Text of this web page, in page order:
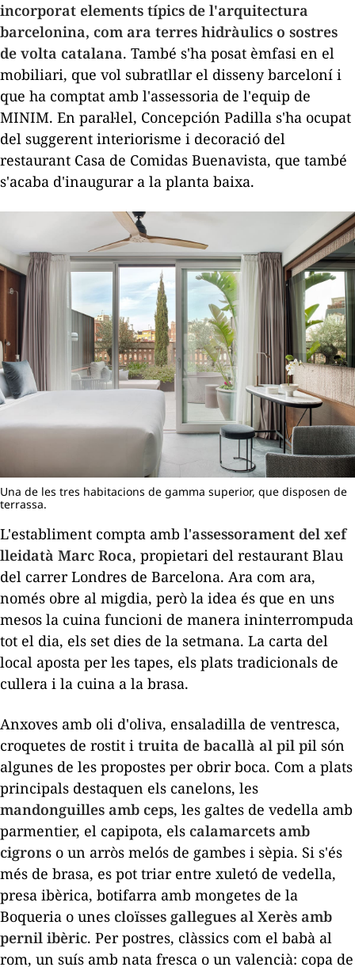
incorporat elements típics de l'arquitectura
barcelonina, com ara terres hidràulics o sostres
de volta catalana. També s'ha posat èmfasi en el
mobiliari, que vol subratllar el disseny barceloní i
que ha comptat amb l'assessoria de l'equip de
MINIM. En paral·lel, Concepción Padilla s'ha ocupat
del suggerent interiorisme i decoració del
restaurant Casa de Comidas Buenavista, que també
s'acaba d'inaugurar a la planta baixa.
Una de les tres habitacions de gamma superior, que disposen de
terrassa.
L'establiment compta amb l'assessorament del xef
lleidatà Marc Roca, propietari del restaurant Blau
del carrer Londres de Barcelona. Ara com ara,
només obre al migdia, però la idea és que en uns
mesos la cuina funcioni de manera ininterrompuda
tot el dia, els set dies de la setmana. La carta del
local aposta per les tapes, els plats tradicionals de
cullera i la cuina a la brasa.
Anxoves amb oli d'oliva, ensaladilla de ventresca,
croquetes de rostit i truita de bacallà al pil pil són
algunes de les propostes per obrir boca. Com a plats
principals destaquen els canelons, les
mandonguilles amb ceps, les galtes de vedella amb
parmentier, el capipota, els calamarcets amb
cigrons o un arròs melós de gambes i sèpia. Si s'és
més de brasa, es pot triar entre xuletó de vedella,
presa ibèrica, botifarra amb mongetes de la
Boqueria o unes cloïsses gallegues al Xerès amb
pernil ibèric. Per postres, clàssics com el babà al
rom, un suís amb nata fresca o un valencià: copa de